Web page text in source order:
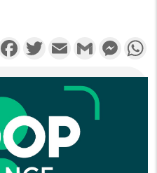
PartagerFacebookTwitterEmail Gmail